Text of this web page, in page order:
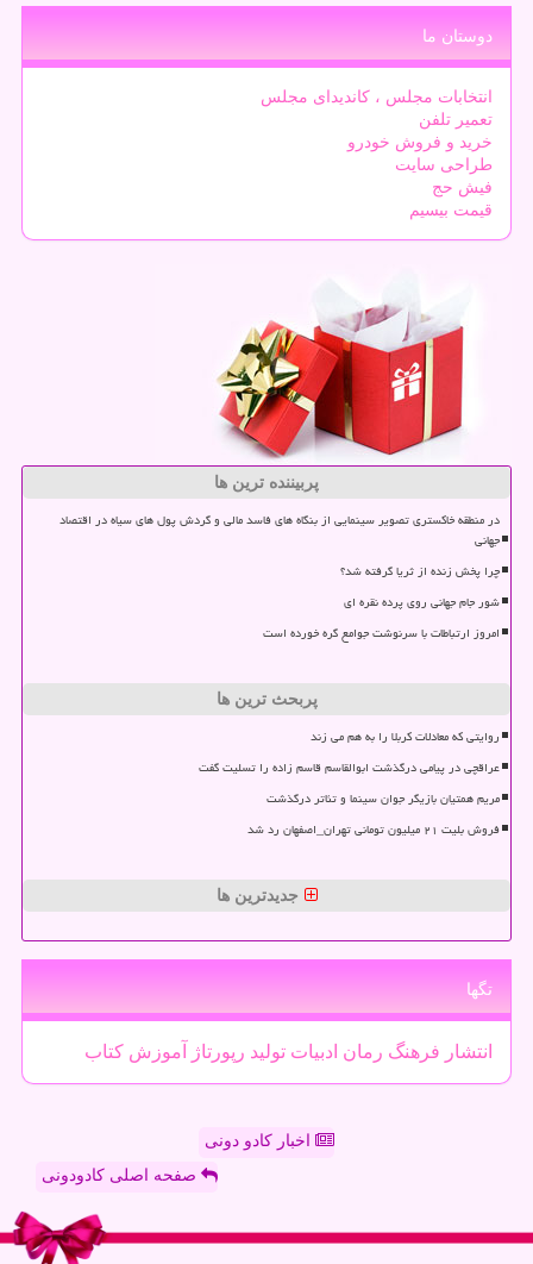
دوستان ما
انتخابات مجلس ، کاندیدای مجلس
تعمیر تلفن
خرید و فروش خودرو
طراحی سایت
فیش حج
قیمت بیسیم
پربیننده ترین ها
در منطقه خاکستری تصویر سینمایی از بنگاه های فاسد مالی و گردش پول های سیاه در اقتصاد
جهانی
چرا پخش زنده از ثریا گرفته شد؟
شور جام جهانی روی پرده نقره ای
امروز ارتباطات با سرنوشت جوامع گره خورده است
پربحث ترین ها
روایتی که معادلات کربلا را به هم می زند
عراقچی در پیامی درگذشت ابوالقاسم قاسم زاده را تسلیت گفت
مریم همتیان بازیگر جوان سینما و تئاتر درگذشت
فروش بلیت ۲۱ میلیون تومانی تهران_اصفهان رد شد
جدیدترین ها
تگها
انتشار فرهنگ رمان ادبیات تولید رپورتاژ آموزش كتاب
اخبار کادو دونی
صفحه اصلی کادودونی